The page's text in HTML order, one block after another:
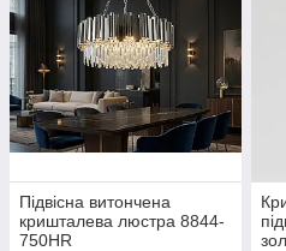
Підвісна витончена
кришталева люстра 8844-
750HR